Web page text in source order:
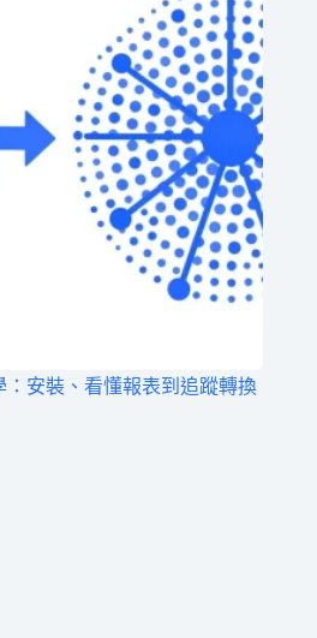
：安裝、看懂報表到追蹤轉換